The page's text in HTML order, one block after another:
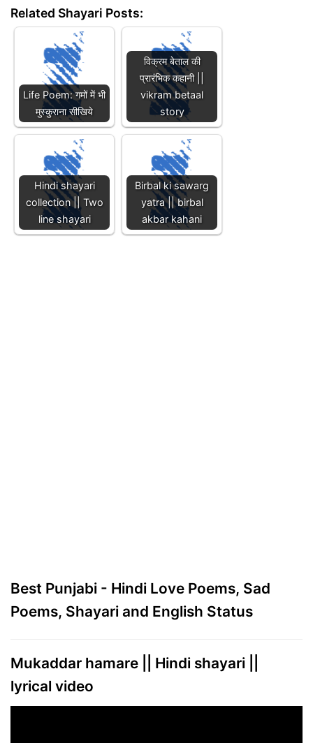
Related Shayari Posts:
Life Poem: गमों में भी
मुस्कुराना सीखिये
विक्रम बेताल की
प्रारंभिक कहानी ||
vikram betaal
story
Hindi shayari
collection || Two
line shayari
Birbal ki sawarg
yatra || birbal
akbar kahani
Best Punjabi - Hindi Love Poems, Sad
Poems, Shayari and English Status
Mukaddar hamare || Hindi shayari ||
lyrical video